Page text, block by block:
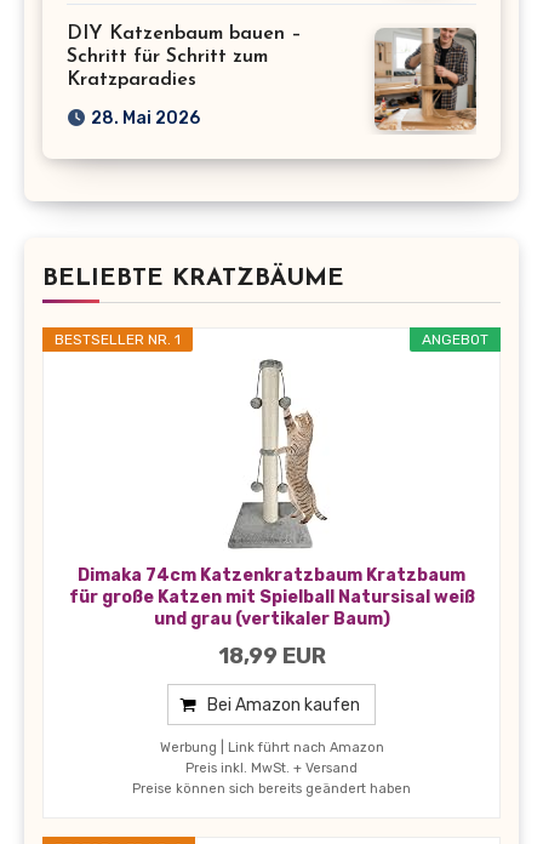
DIY Katzenbaum bauen –
Schritt für Schritt zum
Kratzparadies
28. Mai 2026
BELIEBTE KRATZBÄUME
ANGEBOT
BESTSELLER NR. 1
Dimaka 74cm Katzenkratzbaum Kratzbaum
für große Katzen mit Spielball Natursisal weiß
und grau (vertikaler Baum)
18,99 EUR
Bei Amazon kaufen
Werbung | Link führt nach Amazon
Preis inkl. MwSt. + Versand
Preise können sich bereits geändert haben